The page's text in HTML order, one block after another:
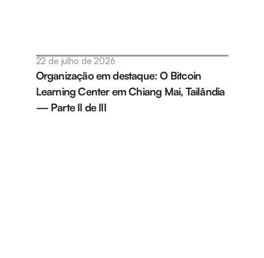
22 de julho de 2026
Organização em destaque: O Bitcoin
Learning Center em Chiang Mai, Tailândia
— Parte II de III